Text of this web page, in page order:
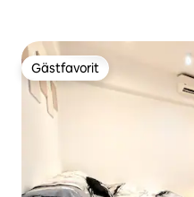
Gästfavorit
Gästfavorit